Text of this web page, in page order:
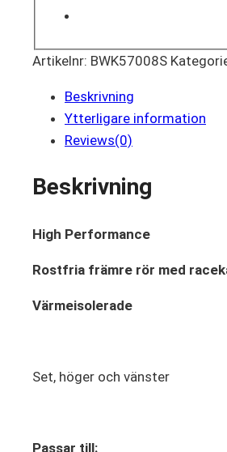
Artikelnr: BWK57008S
Beskrivning
Ytterligare information
Reviews(0)
Beskrivning
High Performance
Rostfria främre rör med
Värmeisolerade
Set, höger och vänster
Passar till: